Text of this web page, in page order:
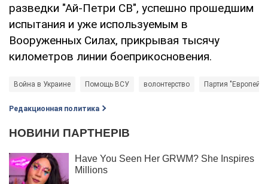
разведки "Ай-Петри СВ", успешно прошедшим
испытания и уже используемым в
Вооруженных Силах, прикрывая тысячу
километров линии боеприкосновения.
Война в Украине Помощь ВСУ волонтерство Партия
Редакционная политика